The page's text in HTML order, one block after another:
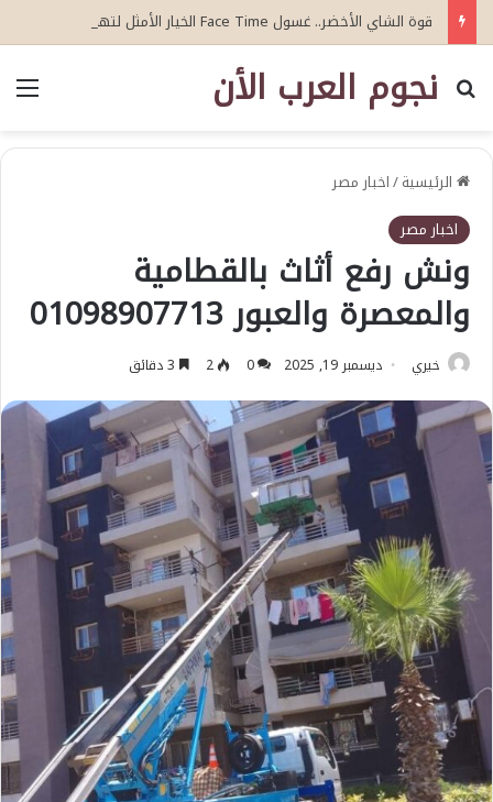
نجوم العرب الأن
بحث عن
الرئيسية/اخبار مصر
اخبار مصر
ونش رفع أثاث بالقطامية
والمعصرة والعبور 01098907713‏
خيري ديسمبر 19, 2025 0
2